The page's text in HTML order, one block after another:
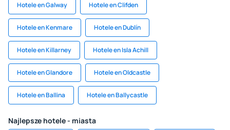
Hotele en Galway Hotele en Clifden
Hotele en Kenmare Hotele en Dublín
Hotele en Killarney Hotele en Isla Achill
Hotele en Glandore Hotele en Oldcastle
Hotele en Ballina Hotele en Ballycastle
Najlepsze hotele - miasta